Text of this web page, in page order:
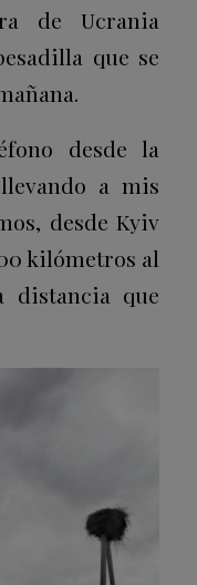
de Ucrania
que se
desde la
a mis
desde Kyiv
kilómetros al
distancia que